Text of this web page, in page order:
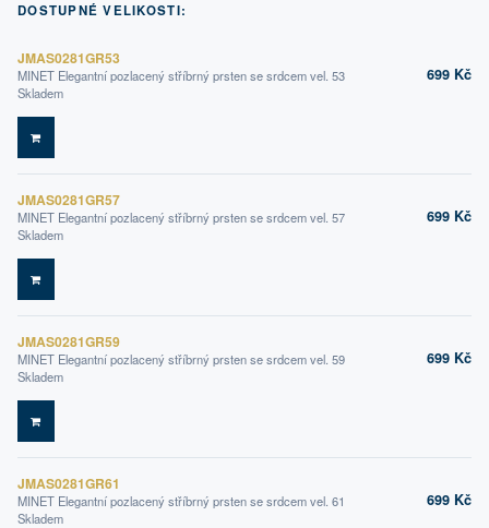
DOSTUPNÉ VELIKOSTI:
JMAS0281GR53
MINET Elegantní pozlacený stříbrný prsten se srdcem vel. 53
Skladem
699 Kč
DO KOŠÍKU
JMAS0281GR57
MINET Elegantní pozlacený stříbrný prsten se srdcem vel. 57
Skladem
699 Kč
DO KOŠÍKU
JMAS0281GR59
MINET Elegantní pozlacený stříbrný prsten se srdcem vel. 59
Skladem
699 Kč
DO KOŠÍKU
JMAS0281GR61
MINET Elegantní pozlacený stříbrný prsten se srdcem vel. 61
Skladem
699 Kč